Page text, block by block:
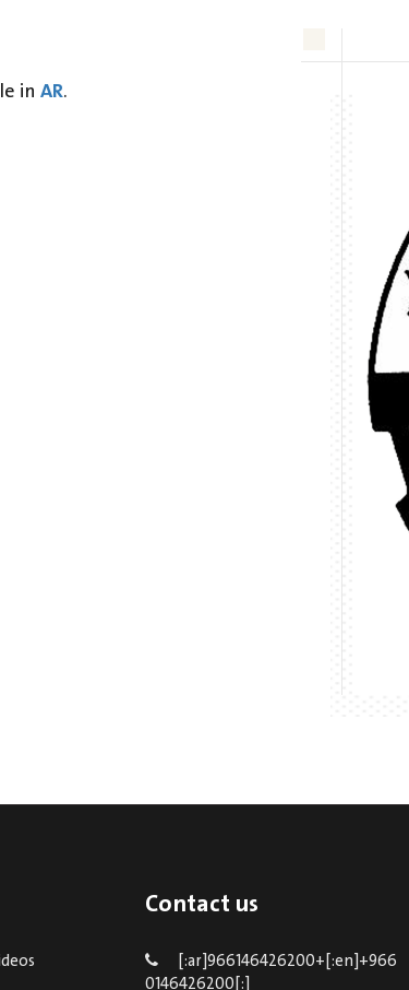
in AR.
Contact us
[:ar]966146426200+[:en]+966
0146426200[:]